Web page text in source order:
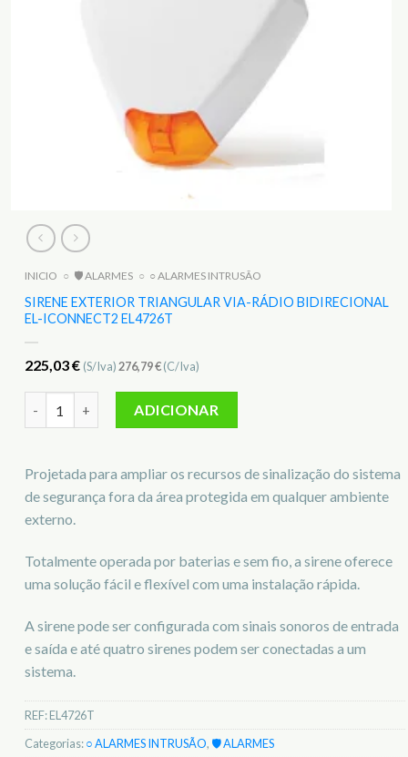
INICIO ○ 🛡️ ALARMES ○ ○ ALARMES INTRUSÃO
SIRENE EXTERIOR TRIANGULAR VIA-RÁDIO BIDIRECIONAL
EL-ICONNECT2 EL4726T
225,03€ (S/Iva)276,79€(C/Iva)
ADICIONAR
Projetada para ampliar os recursos de sinalização do sistema
de segurança fora da área protegida em qualquer ambiente
externo.
Totalmente operada por baterias e sem fio, a sirene oferece
uma solução fácil e flexível com uma instalação rápida.
A sirene pode ser configurada com sinais sonoros de entrada
e saída e até quatro sirenes podem ser conectadas a um
sistema.
REF:EL4726T
Categorias:○ ALARMES INTRUSÃO, 🛡️ ALARMES